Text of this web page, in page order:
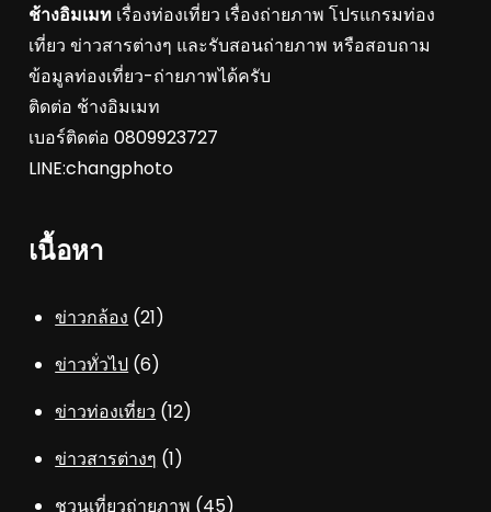
ช้างอิมเมท เรื่องท่องเที่ยว เรื่องถ่ายภาพ โปรแกรมท่อง
เที่ยว ข่าวสารต่างๆ และรับสอนถ่ายภาพ หรือสอบถาม
ข้อมูลท่องเที่ยว-ถ่ายภาพได้ครับ
ติดต่อ ช้างอิมเมท
เบอร์ติดต่อ 0809923727
LINE:changphoto
เนื้อหา
ข่าวกล้อง (21)
ข่าวทั่วไป (6)
ข่าวท่องเที่ยว (12)
ข่าวสารต่างๆ (1)
ชวนเที่ยวถ่ายภาพ (45)